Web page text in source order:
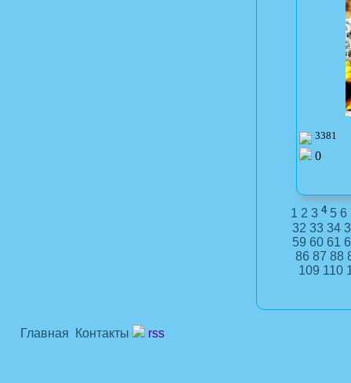
3381
0
1 2 3 4 5 6
32 33 34
59 60 61
86 87 88
109 110
Главная Контакты rss